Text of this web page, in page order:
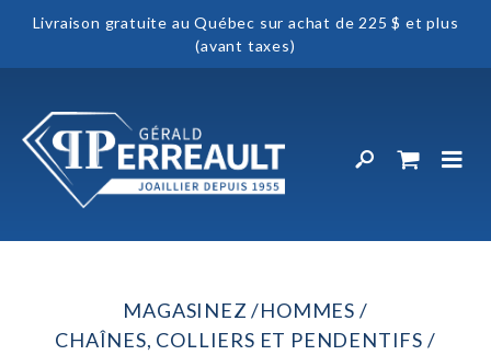
Livraison gratuite au Québec sur achat de 225 $ et plus
(avant taxes)
MAGASINEZ
HOMMES
CHAÎNES, COLLIERS ET PENDENTIFS